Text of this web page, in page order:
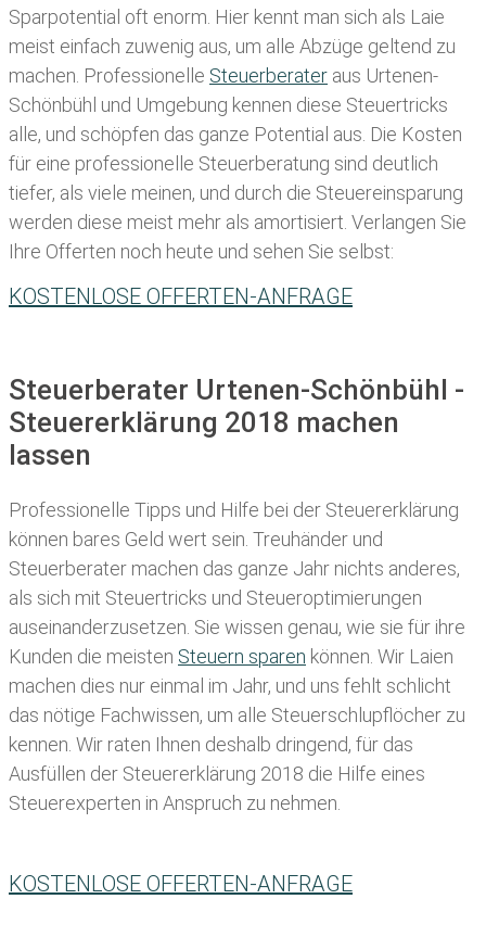
Sparpotential oft enorm. Hier kennt man sich als Laie
meist einfach zuwenig aus, um alle Abzüge geltend zu
machen. Professionelle Steuerberater aus Urtenen-
Schönbühl und Umgebung kennen diese Steuertricks
alle, und schöpfen das ganze Potential aus. Die Kosten
für eine professionelle Steuerberatung sind deutlich
tiefer, als viele meinen, und durch die Steuereinsparung
werden diese meist mehr als amortisiert. Verlangen Sie
Ihre Offerten noch heute und sehen Sie selbst:
KOSTENLOSE OFFERTEN-ANFRAGE
Steuerberater Urtenen-Schönbühl -
Steuererklärung 2018 machen
lassen
Professionelle Tipps und Hilfe bei der Steuererklärung
können bares Geld wert sein. Treuhänder und
Steuerberater machen das ganze Jahr nichts anderes,
als sich mit Steuertricks und Steueroptimierungen
auseinanderzusetzen. Sie wissen genau, wie sie für ihre
Kunden die meisten Steuern sparen können. Wir Laien
machen dies nur einmal im Jahr, und uns fehlt schlicht
das nötige Fachwissen, um alle Steuerschlupflöcher zu
kennen. Wir raten Ihnen deshalb dringend, für das
Ausfüllen der Steuererklärung 2018 die Hilfe eines
Steuerexperten in Anspruch zu nehmen.
KOSTENLOSE OFFERTEN-ANFRAGE